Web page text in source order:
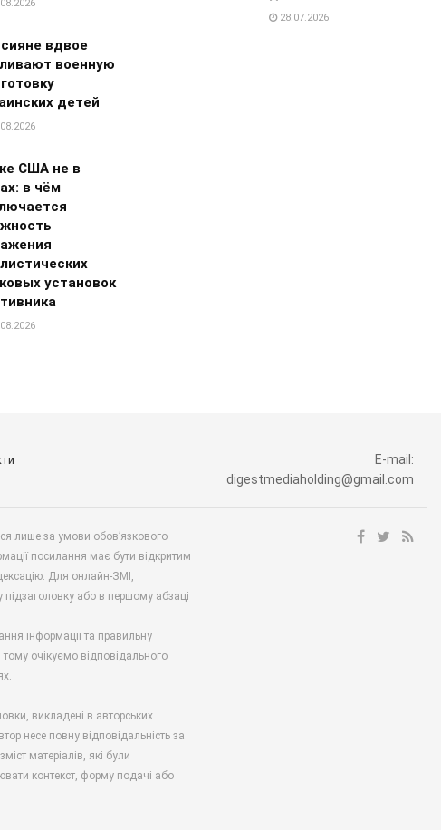
вдвое
военную
детей
США не в
в чём
установок
28.07.2026
E-mail:
digestmediaholding@gmail.com
лише за умови обов’язкового
посилання має бути відкритим
Для онлайн-ЗМІ,
підзаголовку або в першому абзаці
інформації та правильну
тому очікуємо відповідального
викладені в авторських
несе повну відповідальність за
матеріалів, які були
контекст, форму подачі або